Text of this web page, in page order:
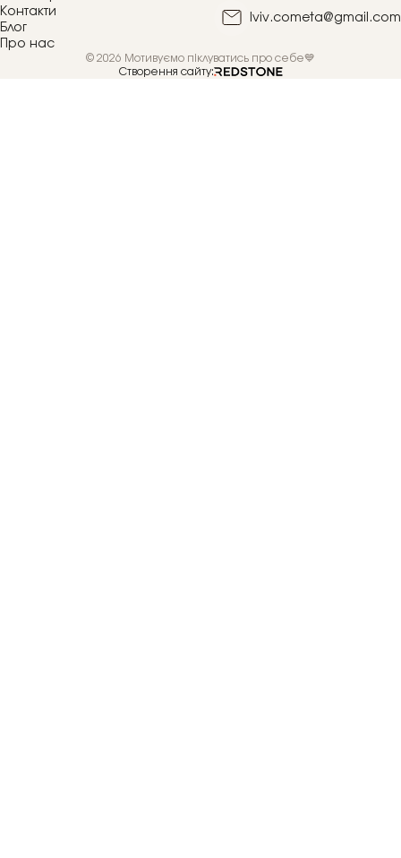
Контакти
Блог
Про нас
lviv.cometa@gmail.com
© 2026 Мотивуємо піклуватись про себе💙
Створення сайту: